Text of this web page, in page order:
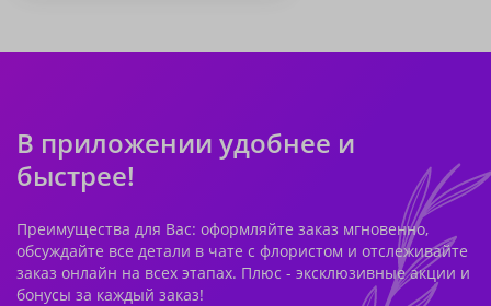
В приложении удобнее и
быстрее!
Преимущества для Вас: оформляйте заказ мгновенно,
обсуждайте все детали в чате с флористом и отслеживайте
заказ онлайн на всех этапах. Плюс - эксклюзивные акции и
бонусы за каждый заказ!